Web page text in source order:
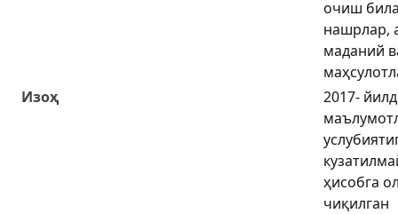
очиш
нашрлар,
маданий
Изоҳ
2017-
ҳисобга
чиқилган